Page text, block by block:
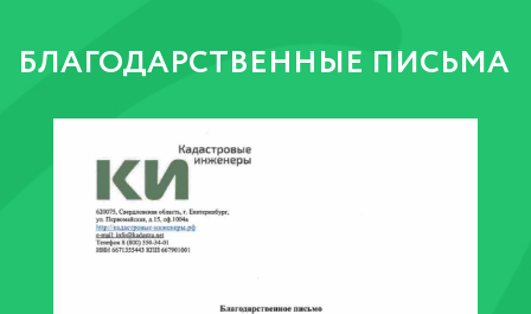
БЛАГОДАРСТВЕННЫЕ ПИСЬМА